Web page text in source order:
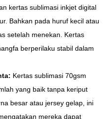
kertas sublimasi inkjet digital
Bahkan pada huruf kecil atau
setelah menekan. Kertas
berperilaku stabil dalam
Kertas sublimasi 70gsm
yang baik tanpa keriput
besar atau jersey gelap, ini
mereka dapat